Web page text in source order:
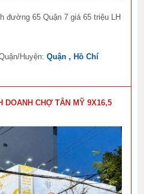
đường 65 Quận 7 giá 65 triệu LH
Huyện:Quận , Hồ Chí
DOANH CHỢ TÂN MỸ 9X16,5